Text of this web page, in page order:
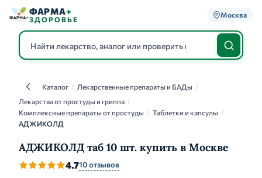
ФАРМА+
ЗДОРОВЬЕ
Москва
КаталогКаталог / Лекарственные препараты и БАДы /
Лекарства от простуды и гриппа /
Комплексные препараты от простуды / Таблетки и капсулы /
АДЖИКОЛД
АДЖИКОЛД таб 10 шт. купить в Москве
4.710 отзывов